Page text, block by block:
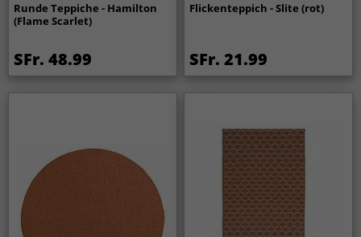
Runde Teppiche - Hamilton
(Flame Scarlet)
SFr. 48.99
Flickenteppich - Slite (rot)
SFr. 21.99